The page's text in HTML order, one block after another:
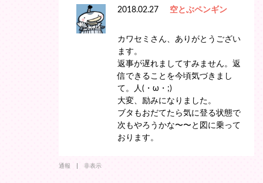
2018.02.27 空とぶペンギン
カワセミさん、ありがとうござい
ます。
返事が遅れましてすみません。返
信できることを今頃気づきまし
て。人(・ω・;)
大変、励みになりました。
ブタもおだてたら気に登る状態で
次もやろうかな〜〜と図に乗って
おります。
通報 非表示